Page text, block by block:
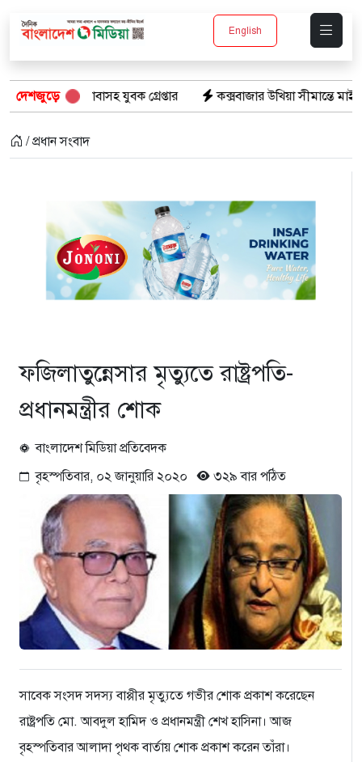
English
দেশজুড়ে
যুবক গ্রেপ্তার কক্সবাজার উখিয়া সীমান্তে মাইন বিস্ফোরণে
/ প্রধান সংবাদ
ফজিলাতুন্নেসার মৃত্যুতে রাষ্ট্রপতি-
প্রধানমন্ত্রীর শোক
বাংলাদেশ মিডিয়া প্রতিবেদক
বৃহস্পতিবার, ০২ জানুয়ারি ২০২০
৩২৯ বার পঠিত
সাবেক সংসদ সদস্য বাপ্পীর মৃত্যুতে গভীর শোক প্রকাশ করেছেন
রাষ্ট্রপতি মো. আবদুল হামিদ ও প্রধানমন্ত্রী শেখ হাসিনা। আজ
বৃহস্পতিবার আলাদা পৃথক বার্তায় শোক প্রকাশ করেন তাঁরা।